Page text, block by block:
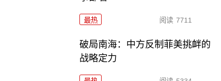
最热 阅读 7711
破局南海：中方反制菲美挑衅的
战略定力